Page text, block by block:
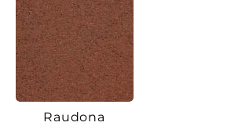
Raudona